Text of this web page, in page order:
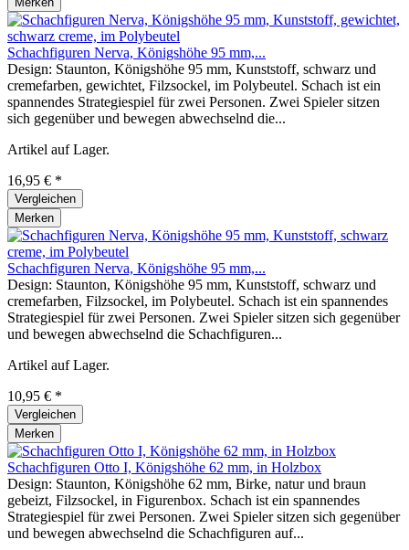
Schachfiguren Nerva, Königshöhe 95 mm,...
Design: Staunton, Königshöhe 95 mm, Kunststoff, schwarz und
cremefarben, gewichtet, Filzsockel, im Polybeutel. Schach ist ein
spannendes Strategiespiel für zwei Personen. Zwei Spieler sitzen
sich gegenüber und bewegen abwechselnd die...
Artikel auf Lager.
16,95 € *
Vergleichen
Merken
Schachfiguren Nerva, Königshöhe 95 mm,...
Design: Staunton, Königshöhe 95 mm, Kunststoff, schwarz und
cremefarben, Filzsockel, im Polybeutel. Schach ist ein spannendes
Strategiespiel für zwei Personen. Zwei Spieler sitzen sich gegenüber
und bewegen abwechselnd die Schachfiguren...
Artikel auf Lager.
10,95 € *
Vergleichen
Merken
Schachfiguren Otto I, Königshöhe 62 mm, in Holzbox
Design: Staunton, Königshöhe 62 mm, Birke, natur und braun
gebeizt, Filzsockel, in Figurenbox. Schach ist ein spannendes
Strategiespiel für zwei Personen. Zwei Spieler sitzen sich gegenüber
und bewegen abwechselnd die Schachfiguren auf...